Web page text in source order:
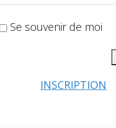
Se souvenir de moi
INSCRIPTION